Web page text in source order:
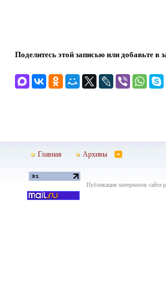
Поделитесь этой записью или добавьте в
Главная Архивы
Публикация материалов сайта